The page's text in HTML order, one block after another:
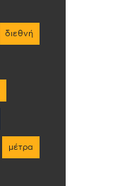
διεθνή
μέτρα